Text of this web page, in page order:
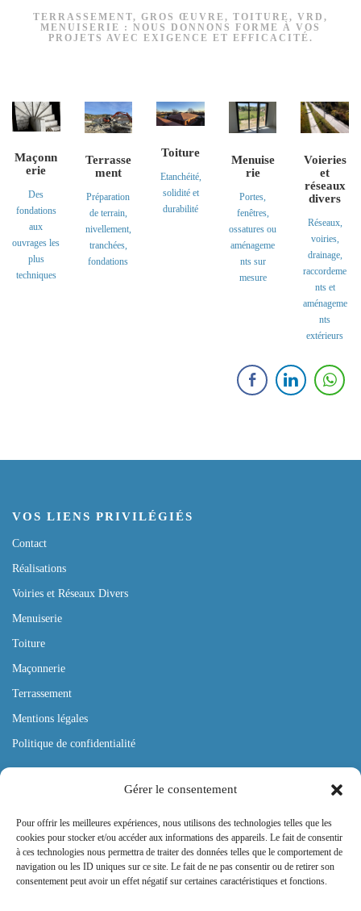
Gérer le consentement
Pour offrir les meilleures expériences, nous utilisons des technologies telles que les
cookies pour stocker et/ou accéder aux informations des appareils. Le fait de consentir
à ces technologies nous permettra de traiter des données telles que le comportement de
navigation ou les ID uniques sur ce site. Le fait de ne pas consentir ou de retirer son
consentement peut avoir un effet négatif sur certaines caractéristiques et fonctions.
TERRASSEMENT, GROS ŒUVRE, TOITURE, VRD,
MENUISERIE : NOUS DONNONS FORME À VOS
PROJETS AVEC EXIGENCE ET EFFICACITÉ.
Maçonn
erie
Des
fondations
aux
ouvrages les
plus
techniques
Terrasse
ment
Préparation
de terrain,
nivellement,
tranchées,
fondations
Toiture
Etanchéité,
solidité et
durabilité
Menuise
rie
Portes,
fenêtres,
ossatures ou
aménageme
nts sur
mesure
Voieries
et
réseaux
divers
Réseaux,
voiries,
drainage,
raccordeme
nts et
aménageme
nts
extérieurs
VOS LIENS PRIVILÉGIÉS
Contact
Réalisations
Voiries et Réseaux Divers
Menuiserie
Toiture
Maçonnerie
Terrassement
Mentions légales
Politique de confidentialité
41 Av. du Général de Gaulle, 01500 Ambérieu en Bugey
Du lundi au vendredi de 8h à 19h
Contactez nous au 06 47 33 07 59